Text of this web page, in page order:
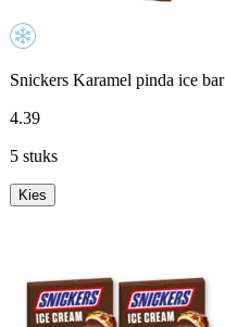
Snickers Karamel pinda ice bar
4.39
5 stuks
Kies